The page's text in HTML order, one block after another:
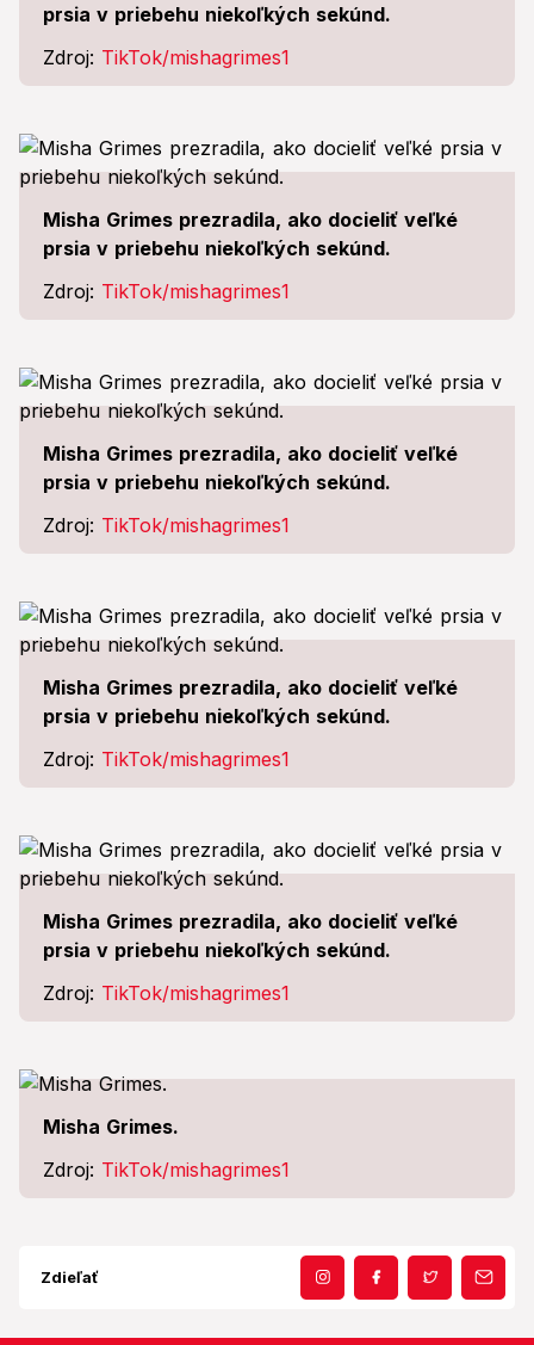
prsia v priebehu niekoľkých sekúnd.
Zdroj: TikTok/mishagrimes1
Misha Grimes prezradila, ako docieliť veľké
prsia v priebehu niekoľkých sekúnd.
Zdroj: TikTok/mishagrimes1
Misha Grimes prezradila, ako docieliť veľké
prsia v priebehu niekoľkých sekúnd.
Zdroj: TikTok/mishagrimes1
Misha Grimes prezradila, ako docieliť veľké
prsia v priebehu niekoľkých sekúnd.
Zdroj: TikTok/mishagrimes1
Misha Grimes prezradila, ako docieliť veľké
prsia v priebehu niekoľkých sekúnd.
Zdroj: TikTok/mishagrimes1
Misha Grimes.
Zdroj: TikTok/mishagrimes1
Zdieľať